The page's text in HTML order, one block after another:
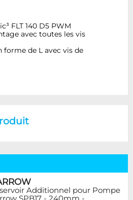
FLT 140 D5 PWM
avec toutes les vis
forme de L avec vis de
Additionnel pour Pompe